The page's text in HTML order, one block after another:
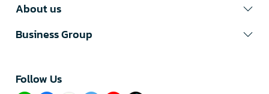
About us
Business Group
Follow Us​